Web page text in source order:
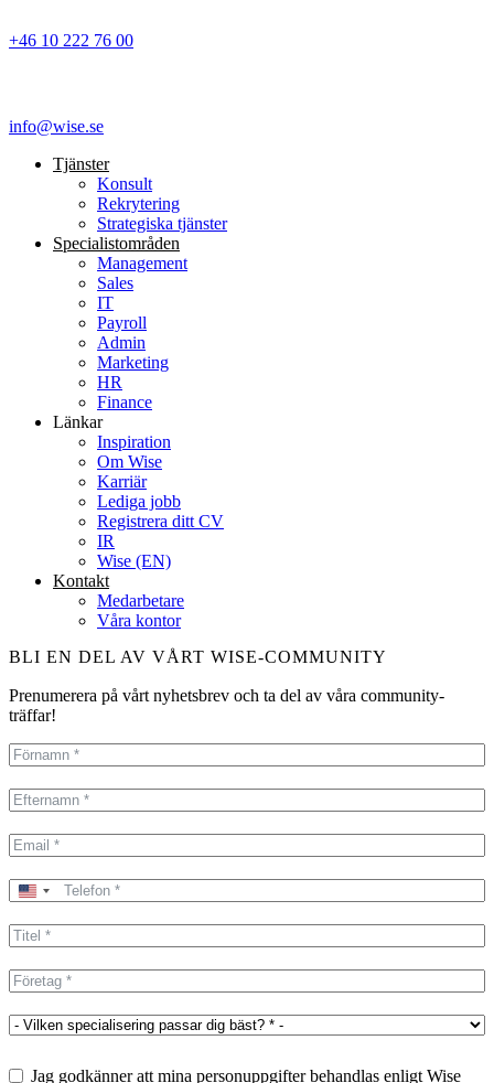
+46 10 222 76 00
info@wise.se
Tjänster
Konsult
Rekrytering
Strategiska tjänster
Specialist­områden
Management
Sales
IT
Payroll
Admin
Marketing
HR
Finance
Länkar
Inspiration
Om Wise
Karriär
Lediga jobb
Registrera ditt CV
IR
Wise (EN)
Kontakt
Medarbetare
Våra kontor
BLI EN DEL AV VÅRT WISE-COMMUNITY
Prenumerera på vårt nyhetsbrev och ta del av våra community-
träffar!
United
+1
Jag godkänner att mina personuppgifter behandlas enligt Wise